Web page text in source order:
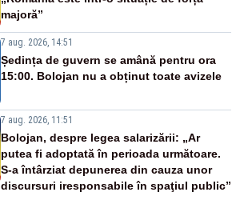
majoră”
7 aug. 2026, 14:51
Ședința de guvern se amână pentru ora
15:00. Bolojan nu a obținut toate avizele
7 aug. 2026, 11:51
Bolojan, despre legea salarizării: „Ar
putea fi adoptată în perioada următoare.
S-a întârziat depunerea din cauza unor
discursuri iresponsabile în spaţiul public”